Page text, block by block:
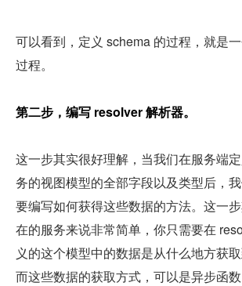
可以看到，定义 schema 的过程，就是
过程。
第二步，编写 resolver 解析器。
这一步其实很好理解，当我们在服务端
务的视图模型的全部字段以及类型后，
要编写如何获得这些数据的方法。这一
在的服务来说非常简单，你只需要在
义的这个模型中的数据是从什么地方获
而这些数据的获取方式，可以是异步函